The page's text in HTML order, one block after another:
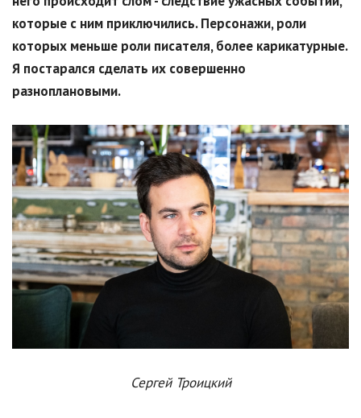
которые с ним приключились. Персонажи, роли
которых меньше роли писателя, более карикатурные.
Я постарался сделать их совершенно
разноплановыми.
Сергей Троицкий